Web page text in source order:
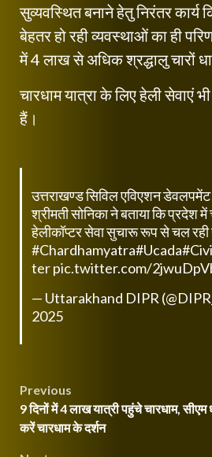
सुव्यवस्थित बनाने हेतु निरंतर कार्य
बेहतर हो रही व्यवस्थाओं का ही
में 4 लाख से अधिक श्रद्धालु चारों
चारधाम यात्रा के लिए हेली सेवाएं
हैं।
उत्तराखण्ड सिविल एविएशन
श्रीमती सोनिका ने बताया कि प्रदेश में
हेलीकॉप्टर सेवा सुचारू रूप से चल रही
#Chardhamyatra#Ucada
terpic.twitter.com/
— Uttarakhand DIPR
2025
Post
navigation
Previous
9 दिनों में 4 लाख यात्री पहुंचे चारधाम, सीएम
करें चारधाम के दर्शन